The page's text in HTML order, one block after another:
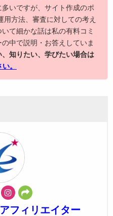
いですが、サイト作成のポ
方法、審査に対しての考え
て細かな話は私の有料コミ
中で説明・お答えしていま
知りたい、学びたい場合は
。
フィリエイター